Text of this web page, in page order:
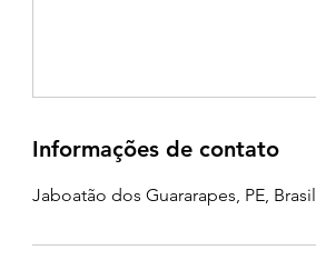
Informações de contato
Jaboatão dos Guararapes, PE, Brasil